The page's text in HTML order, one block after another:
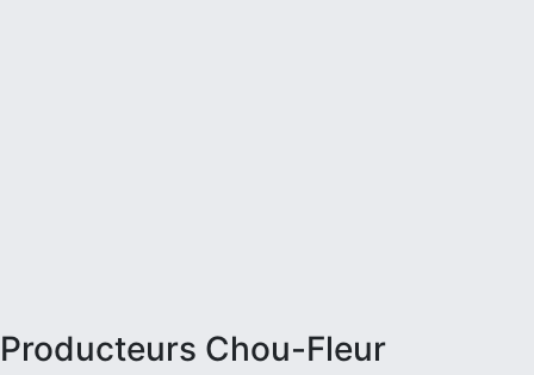
Producteurs Chou-Fleur